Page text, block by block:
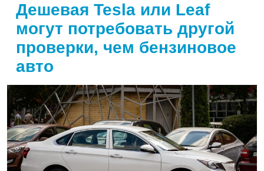
Дешевая Tesla или Leaf
могут потребовать другой
проверки, чем бензиновое
авто